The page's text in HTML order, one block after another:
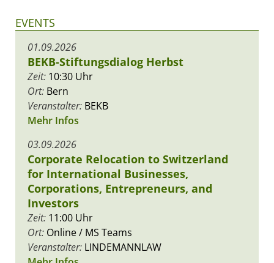
EVENTS
01.09.2026
BEKB-Stiftungsdialog Herbst
Zeit: 10:30 Uhr
Ort: Bern
Veranstalter: BEKB
Mehr Infos
03.09.2026
Corporate Relocation to Switzerland
for International Businesses,
Corporations, Entrepreneurs, and
Investors
Zeit: 11:00 Uhr
Ort: Online / MS Teams
Veranstalter: LINDEMANNLAW